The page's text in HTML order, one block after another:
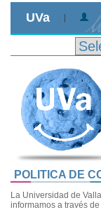
UVa |
POLITICA DE
La Universidad de
informamos a través